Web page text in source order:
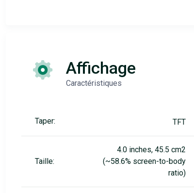
Affichage
Caractéristiques
Taper: TFT
Taille:
4.0 inches, 45.5 cm2
(~58.6% screen-to-body
ratio)